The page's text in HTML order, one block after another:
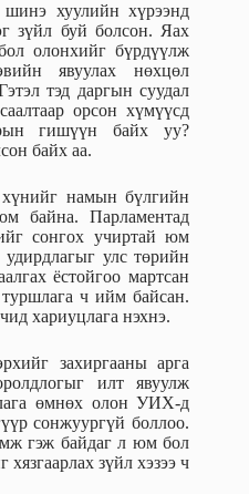
хуулийн хүрээнд
зүйл буй болсон. Яах
олонхийг бүрдүүлж
явуулах нөхцөл
тэд даргын суудал
орсон хүмүүсд
гишүүн байх уу?
байх аа.
намын бүлгийн
байна. Парламентад
сонгох учиртай юм
улс төрийн
ёстойгоо мартсан
ч ийм байсан.
хариуцлага нэхнэ.
захиргааны арга
илт явуулж
өмнөх олон УИХ-д
сонжуургүй боллоо.
гэж байдаг л юм бол
зүйл хэзээ ч